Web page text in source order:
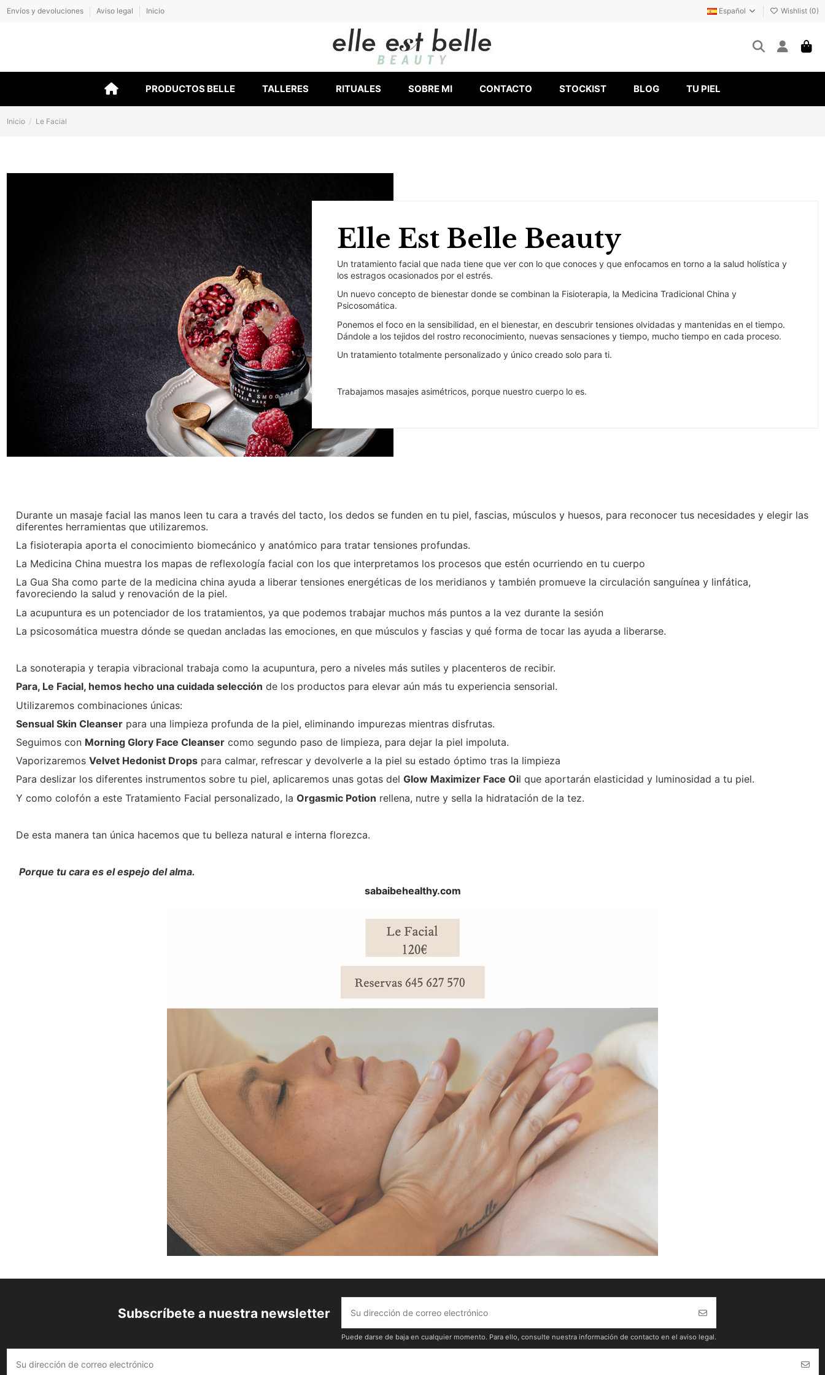
Envíos y devoluciones Aviso legal Inicio Español Wishlist (0)
PRODUCTOS BELLE TALLERES RITUALES SOBRE MI CONTACTO STOCKIST BLOG TU PIEL
Inicio Le Facial
Elle Est Belle Beauty
Un tratamiento facial que nada tiene que ver con lo que conoces y que enfocamos en torno a la salud holística y
los estragos ocasionados por el estrés.
Un nuevo concepto de bienestar donde se combinan la Fisioterapia, la Medicina Tradicional China y
Psicosomática.
Ponemos el foco en la sensibilidad, en el bienestar, en descubrir tensiones olvidadas y mantenidas en el tiempo.
Dándole a los tejidos del rostro reconocimiento, nuevas sensaciones y tiempo, mucho tiempo en cada proceso.
Un tratamiento totalmente personalizado y único creado solo para ti.
Trabajamos masajes asimétricos, porque nuestro cuerpo lo es.
Durante un masaje facial las manos leen tu cara a través del tacto, los dedos se funden en tu piel, fascias, músculos y huesos, para reconocer tus necesidades y elegir las
diferentes herramientas que utilizaremos.
La fisioterapia aporta el conocimiento biomecánico y anatómico para tratar tensiones profundas.
La Medicina China muestra los mapas de reflexología facial con los que interpretamos los procesos que estén ocurriendo en tu cuerpo
La Gua Sha como parte de la medicina china ayuda a liberar tensiones energéticas de los meridianos y también promueve la circulación sanguínea y linfática,
favoreciendo la salud y renovación de la piel.
La acupuntura es un potenciador de los tratamientos, ya que podemos trabajar muchos más puntos a la vez durante la sesión
La psicosomática muestra dónde se quedan ancladas las emociones, en que músculos y fascias y qué forma de tocar las ayuda a liberarse.
La sonoterapia y terapia vibracional trabaja como la acupuntura, pero a niveles más sutiles y placenteros de recibir.
Para, Le Facial, hemos hecho una cuidada selección de los productos para elevar aún más tu experiencia sensorial.
Utilizaremos combinaciones únicas:
Sensual Skin Cleanserpara una limpieza profunda de la piel, eliminando impurezas mientras disfrutas.
Seguimos con Morning Glory Face Cleansercomo segundo paso de limpieza, para dejar la piel impoluta.
Vaporizaremos Velvet Hedonist Dropspara calmar, refrescar y devolverle a la piel su estado óptimo tras la limpieza
Para deslizar los diferentes instrumentos sobre tu piel, aplicaremos unas gotas del Glow Maximizer Face Oil que aportarán elasticidad y luminosidad a tu piel.
Y como colofón a este Tratamiento Facial personalizado, la Orgasmic Potion rellena, nutre y sella la hidratación de la tez.
De esta manera tan única hacemos que tu belleza natural e interna florezca.
Porque tu cara es el espejo del alma.
sabaibehealthy.com
Subscríbete a nuestra newsletter
Puede darse de baja en cualquier momento. Para ello, consulte nuestra información de contacto en el aviso legal.